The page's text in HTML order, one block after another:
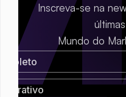
Inscreva-se na
Mundo do